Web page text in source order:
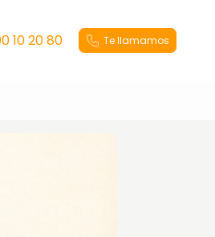
10 20 80 Te llamamos